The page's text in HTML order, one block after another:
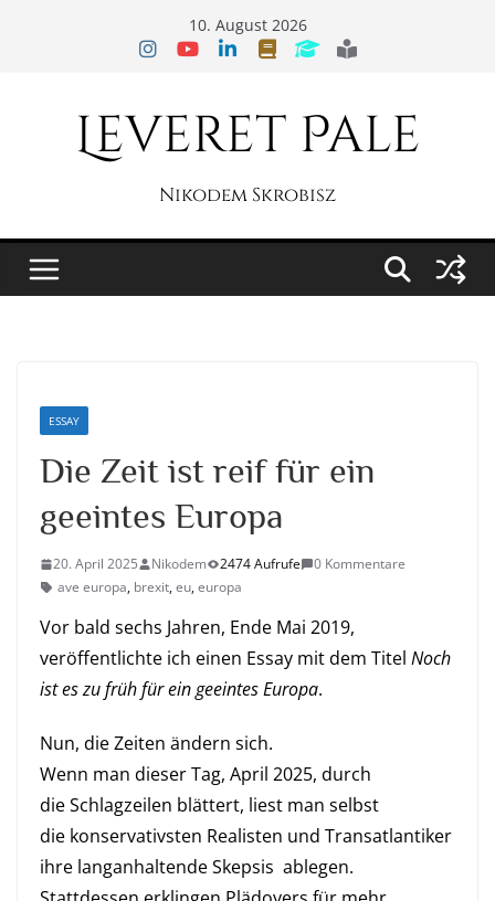
10. August 2026
Leveret Pale
Nikodem Skrobisz
ESSAY
Die Zeit ist reif für ein
geeintes Europa
20. April 2025 Nikodem 2474 Aufrufe
0 Kommentare
ave europa, brexit,eu,europa
Vor bald sechs Jahren, Ende Mai 2019,
veröffentlichte ich einen Essay mit dem Titel Noch
ist es zu früh für ein geeintes Europa.
Nun, die Zeiten ändern sich.
Wenn man dieser Tag, April 2025, durch
dieSchlagzeilen blättert, liest man selbst
die konservativsten Realisten und Transatlantiker
ihre langanhaltende Skepsis ablegen.